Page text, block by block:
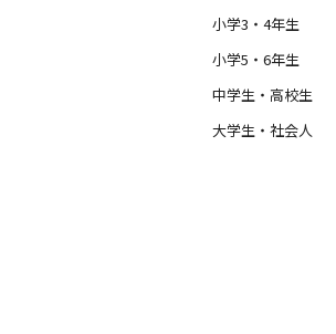
小学3・4年生
小学5・6年生
中学生・高校生
大学生・社会人